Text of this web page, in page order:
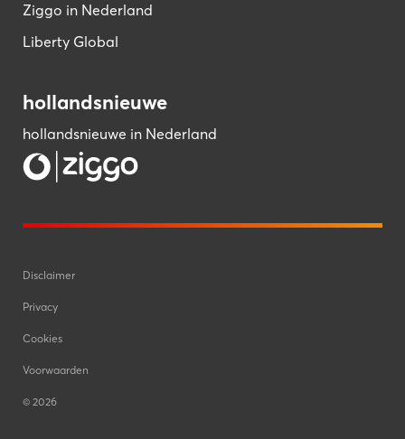
Ziggo in Nederland
Liberty Global
hollandsnieuwe
hollandsnieuwe in Nederland
Disclaimer
Privacy
Cookies
Voorwaarden
© 2026